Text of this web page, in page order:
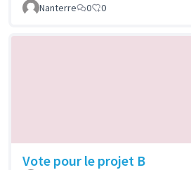
Nanterre 0 0
Vote pour le projet B